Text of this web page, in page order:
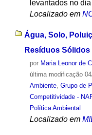
levantados no
Localizado em
Água, Solo,
Resíduos Sólidos
por Maria Leonor de
última modificação
Ambiente, Grupo de
Competitividade -
Política Ambiental
Localizado em